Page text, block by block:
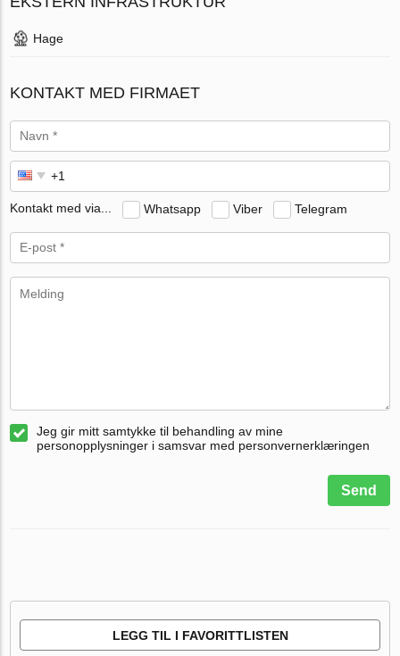
Hage
KONTAKT MED FIRMAET
Kontakt med via... Whatsapp Viber Telegram
Jeg gir mitt samtykke til behandling av mine
personopplysninger i samsvar med personvernerklæringen
Send
LEGG TIL I FAVORITTLISTEN